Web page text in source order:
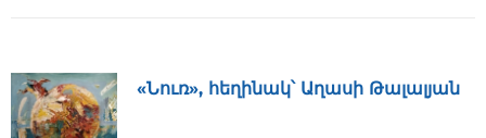
«Նուռ», հեղինակ՝ Աղասի Թալալյան